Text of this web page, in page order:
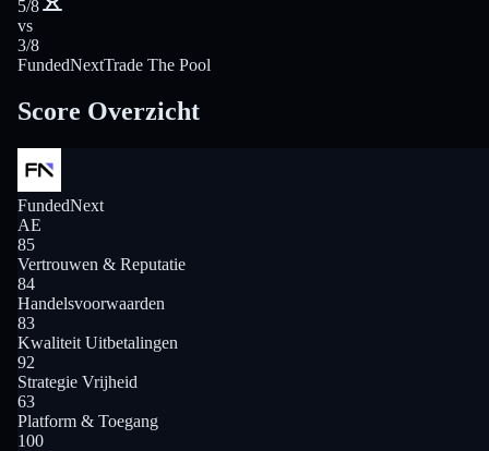
5/8
vs
3/8
FundedNextTrade The Pool
Score Overzicht
FundedNext
AE
85
Vertrouwen & Reputatie
84
Handelsvoorwaarden
83
Kwaliteit Uitbetalingen
92
Strategie Vrijheid
63
Platform & Toegang
100